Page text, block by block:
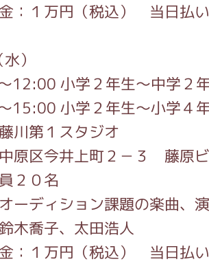
：１万円（税込） 当日払い
）
12:00 小学２年生〜中学２
15:00 小学２年生〜小学４
川第１スタジオ
原区今井上町２－３ 藤原
２０名
ーディション課題の楽曲、
木喬子、太田浩人
：１万円（税込） 当日払い